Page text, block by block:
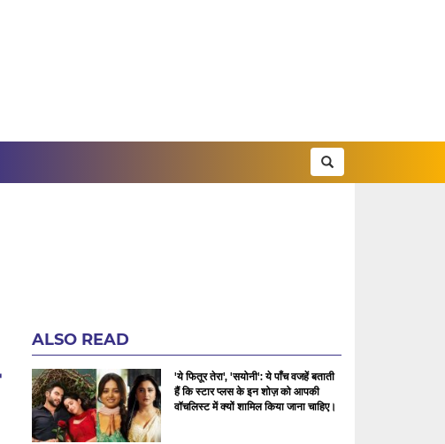
ALSO READ
'ये फितूर तेरा', 'सयोनी': ये पाँच वजहें बताती
हैं कि स्टार प्लस के इन शोज़ को आपकी
वॉचलिस्ट में क्यों शामिल किया जाना चाहिए।